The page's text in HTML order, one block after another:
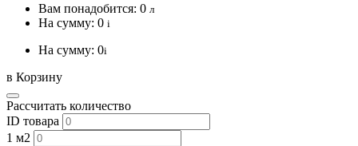
Вам понадобится: 0 л
На сумму: 0 i
На сумму: 0i
в Корзину
Рассчитать количество
ID товара
1 м2